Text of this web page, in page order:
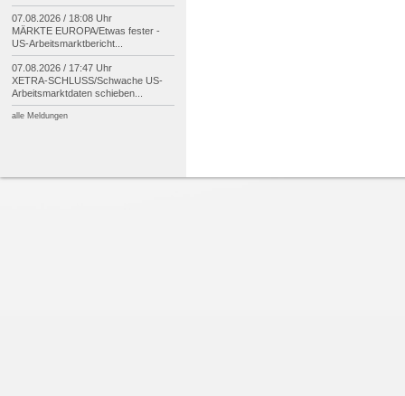
07.08.2026 / 18:08 Uhr
MÄRKTE EUROPA/Etwas fester -
US-Arbeitsmarktbericht...
07.08.2026 / 17:47 Uhr
XETRA-SCHLUSS/Schwache US-
Arbeitsmarktdaten schieben...
alle Meldungen